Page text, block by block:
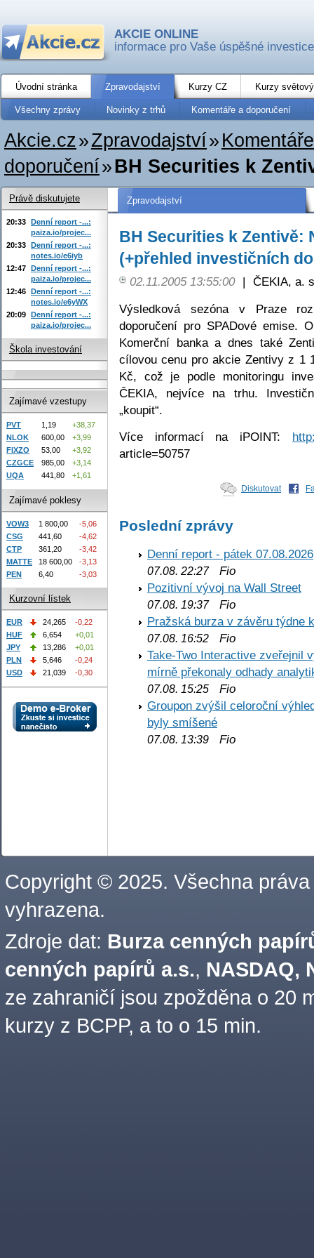
AKCIE ONLINE
informace pro Vaše úspěšné investice
Úvodní stránka Zpravodajství Kurzy CZ Kurzy
Všechny zprávy Novinky z trhů Komentáře a doporučení
Akcie.cz»Zpravodajství»
doporučení»BH Securities k
Zpravodajství
BH Securities k Zentivě:
(+přehled investičních
02.11.2005 13:55:00 | ČEKIA, a.
Výsledková sezóna v Praze
doporučení pro SPADové emise.
Komerční banka a dnes také
cílovou cenu pro akcie Zentivy z 1
Kč, což je podle monitoringu
ČEKIA, nejvíce na trhu.
„koupit“.
Více informací na iPOINT:
article=50757
Diskutovat
Poslední zprávy
Denní report - pátek 07.08.2026
07.08. 22:27Fio
Pozitivní vývoj na Wall Street
07.08. 19:37Fio
Pražská burza v závěru týdne
07.08. 16:52 Fio
Take-Two Interactive zveřejnil
mírně překonaly odhady
07.08. 15:25 Fio
Groupon zvýšil celoroční
byly smíšené
07.08. 13:39 Fio
Právě diskutujete
20:33 Denní report -...:
paiza.io/projec...
20:33 Denní report -...:
notes.io/e6iyb
12:47 Denní report -...:
paiza.io/projec...
12:46 Denní report -...:
notes.io/e6yWX
20:09 Denní report -...:
paiza.io/projec...
Škola investování
Zajímavé vzestupy
PVT 1,19
+38,37
NLOK
600,00
+3,99
FIXZO
53,00
+3,92
CZGCE
985,00
+3,14
UQA
441,80 +1,61
Zajímavé poklesy
VOW3 1 800,00
-5,06
CSG
441,60
-4,62
CTP
361,20
-3,42
MATTE
18 600,00
-3,13
PEN
6,40 -3,03
Kurzovní lístek
EUR 24,265
-0,22
HUF
6,654
+0,01
JPY
13,286
+0,01
PLN
5,646
-0,24
USD
21,039 -0,30
Copyright © 2025. Všechna práva
vyhrazena.
Zdroje dat: Burza cenných
cenných papírů a.s., NASDAQ,
ze zahraničí jsou zpožděna o 20
kurzy z BCPP, a to o 15 min.